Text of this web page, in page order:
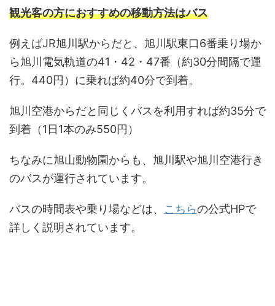
観光客の方におすすめの移動方法はバス
例えばJR旭川駅からだと、旭川駅東口6番乗り場か
ら旭川電気軌道の41・42・47番（約30分間隔で運
行。440円）に乗れば約40分で到着。
旭川空港からだと同じくバスを利用すれば約35分で
到着（1日1本のみ550円）
ちなみに旭山動物園からも、旭川駅や旭川空港行き
のバスが運行されています。
バスの時間表や乗り場などは、 こちらの公式HPで
詳しく説明されています。